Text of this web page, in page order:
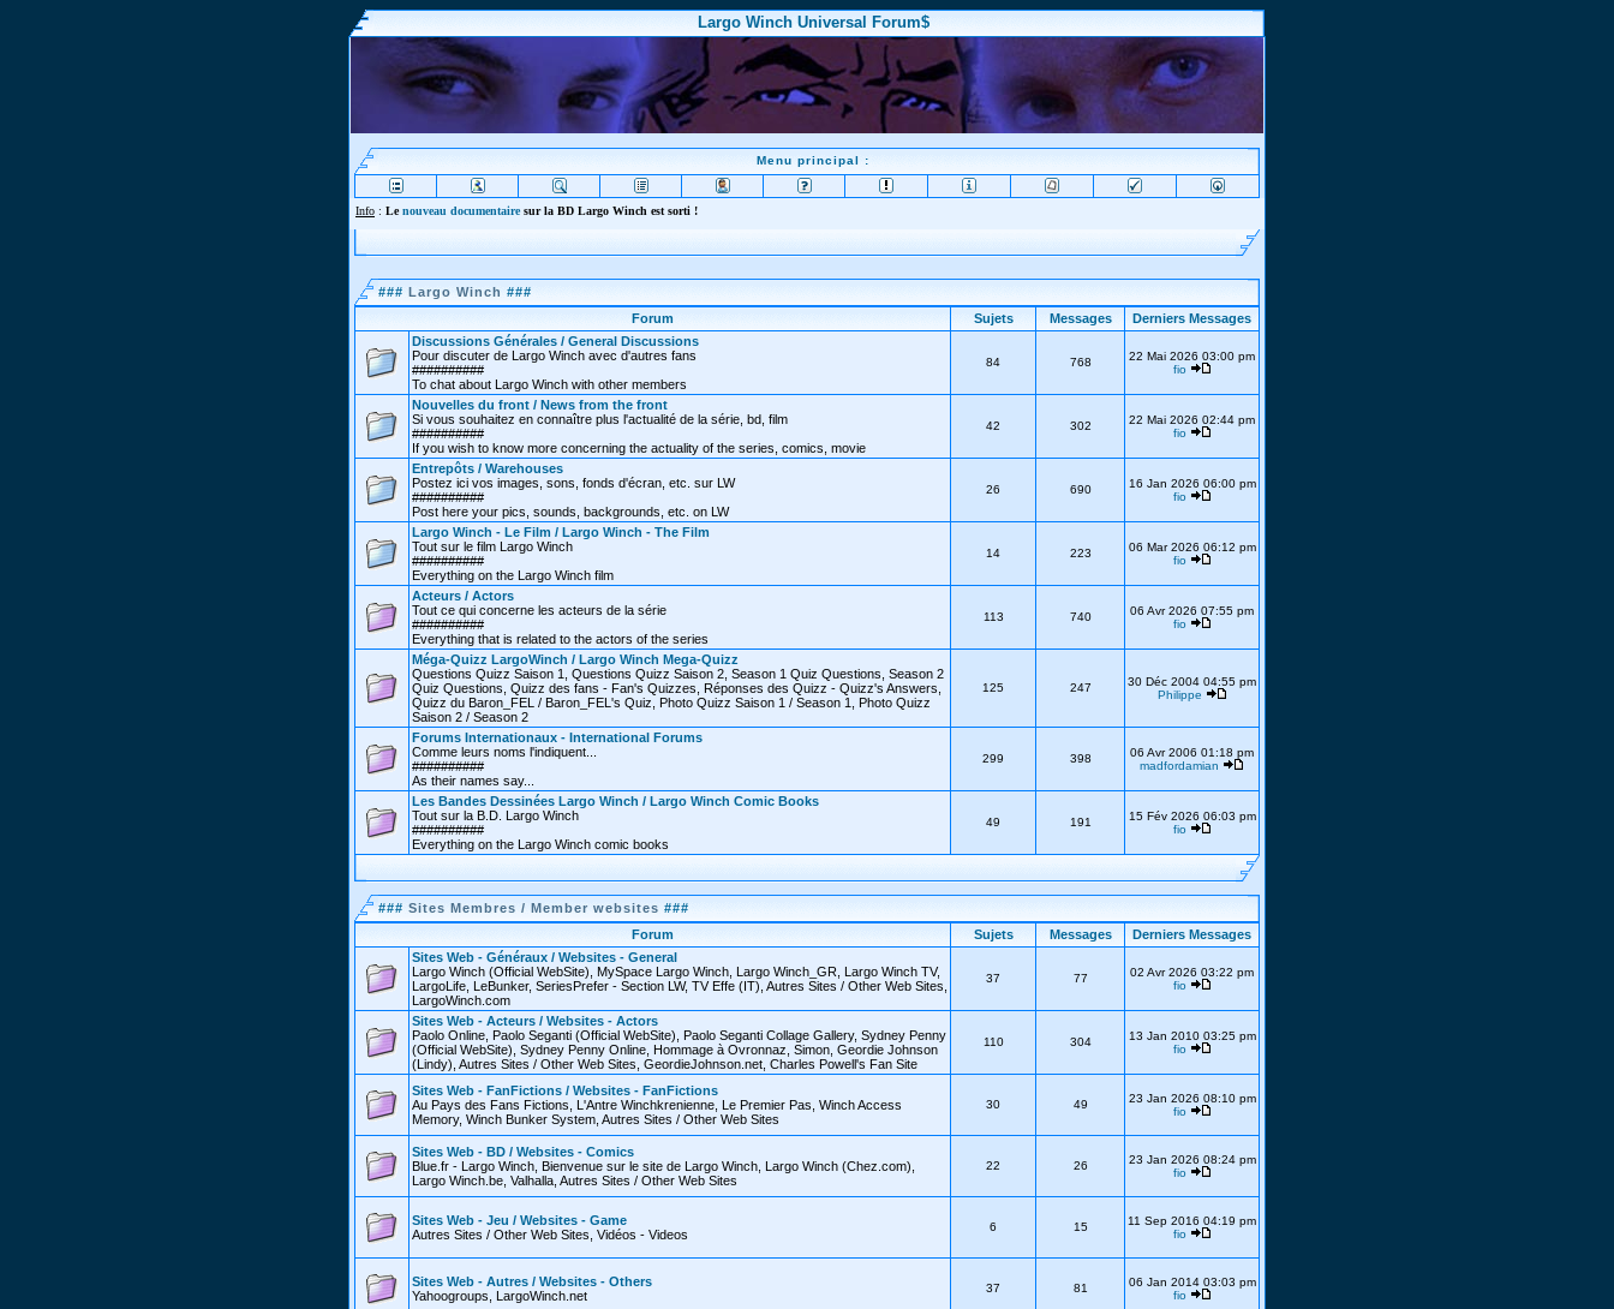
Largo Winch Universal Forum$
Menu principal :
Info : Lenouveau documentairesur la BD Largo Winch est sorti !
### Largo Winch ###
Forum
Sujets Messages
Derniers Messages
Discussions Générales / General Discussions
Pour discuter de Largo Winch avec d'autres fans
##########
To chat about Largo Winch with other members
84 768
22 Mai 2026 03:00 pm
fio
Nouvelles du front / News from the front
Si vous souhaitez en connaître plus l'actualité de la série, bd, film
##########
If you wish to know more concerning the actuality of the series, comics, movie
42 302
22 Mai 2026 02:44 pm
fio
Entrepôts / Warehouses
Postez ici vos images, sons, fonds d'écran, etc. sur LW
##########
Post here your pics, sounds, backgrounds, etc. on LW
26 690
16 Jan 2026 06:00 pm
fio
Largo Winch - Le Film / Largo Winch - The Film
Tout sur le film Largo Winch
##########
Everything on the Largo Winch film
14 223
06 Mar 2026 06:12 pm
fio
Acteurs / Actors
Tout ce qui concerne les acteurs de la série
##########
Everything that is related to the actors of the series
113 740
06 Avr 2026 07:55 pm
fio
Méga-Quizz LargoWinch / Largo Winch Mega-Quizz
Questions Quizz Saison 1, Questions Quizz Saison 2, Season 1 Quiz Questions, Season 2
Quiz Questions, Quizz des fans - Fan's Quizzes, Réponses des Quizz - Quizz's Answers,
Quizz du Baron_FEL / Baron_FEL's Quiz, Photo Quizz Saison 1 / Season 1, Photo Quizz
Saison 2 / Season 2
125 247
30 Déc 2004 04:55 pm
Philippe
Forums Internationaux - International Forums
Comme leurs noms l'indiquent...
##########
As their names say...
299 398
06 Avr 2006 01:18 pm
madfordamian
Les Bandes Dessinées Largo Winch / Largo Winch Comic Books
Tout sur la B.D. Largo Winch
##########
Everything on the Largo Winch comic books
49 191
15 Fév 2026 06:03 pm
fio
### Sites Membres / Member websites ###
Forum
Sujets Messages
Derniers Messages
Sites Web - Généraux / Websites - General
Largo Winch (Official WebSite), MySpace Largo Winch, Largo Winch_GR, Largo Winch TV,
LargoLife, LeBunker, SeriesPrefer - Section LW, TV Effe (IT), Autres Sites / Other Web Sites,
LargoWinch.com
37 77
02 Avr 2026 03:22 pm
fio
Sites Web - Acteurs / Websites - Actors
Paolo Online, Paolo Seganti (Official WebSite), Paolo Seganti Collage Gallery, Sydney Penny
(Official WebSite), Sydney Penny Online, Hommage à Ovronnaz, Simon, Geordie Johnson
(Lindy), Autres Sites / Other Web Sites, GeordieJohnson.net, Charles Powell's Fan Site
110 304
13 Jan 2010 03:25 pm
fio
Sites Web - FanFictions / Websites - FanFictions
Au Pays des Fans Fictions, L'Antre Winchkrenienne, Le Premier Pas, Winch Access
Memory, Winch Bunker System, Autres Sites / Other Web Sites
30 49
23 Jan 2026 08:10 pm
fio
Sites Web - BD / Websites - Comics
Blue.fr - Largo Winch, Bienvenue sur le site de Largo Winch, Largo Winch (Chez.com),
Largo Winch.be, Valhalla, Autres Sites / Other Web Sites
22 26
23 Jan 2026 08:24 pm
fio
Sites Web - Jeu / Websites - Game
Autres Sites / Other Web Sites, Vidéos - Videos
6 15
11 Sep 2016 04:19 pm
fio
Sites Web - Autres / Websites - Others
Yahoogroups, LargoWinch.net
37 81
06 Jan 2014 03:03 pm
fio